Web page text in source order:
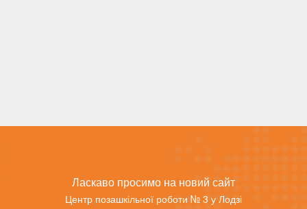
Ласкаво просимо на новий сайт
Центр позашкільної роботи № 3 у Лодзі